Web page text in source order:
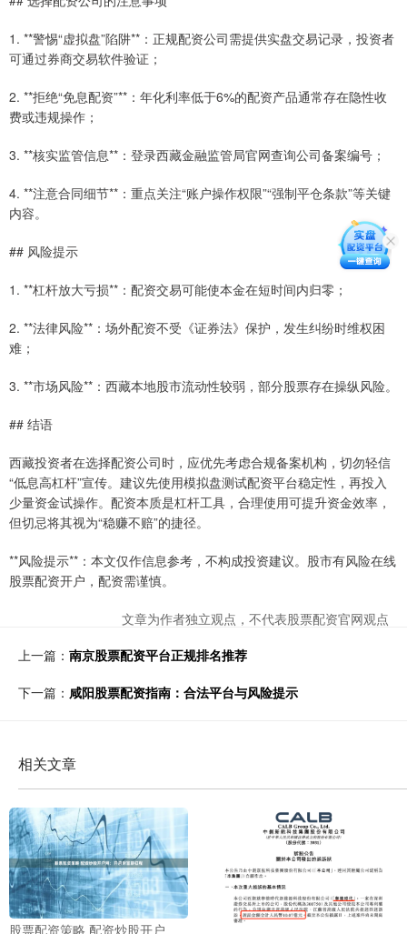
1. **警惕“虚拟盘”陷阱**：正规配资公司需提供实盘交易记录，投资者
可通过券商交易软件验证；
2. **拒绝“免息配资”**：年化利率低于6%的配资产品通常存在隐性收
费或违规操作；
3. **核实监管信息**：登录西藏金融监管局官网查询公司备案编号；
4. **注意合同细节**：重点关注“账户操作权限”“强制平仓条款”等关键
内容。
## 风险提示
1. **杠杆放大亏损**：配资交易可能使本金在短时间内归零；
2. **法律风险**：场外配资不受《证券法》保护，发生纠纷时维权困
难；
3. **市场风险**：西藏本地股市流动性较弱，部分股票存在操纵风险。
## 结语
西藏投资者在选择配资公司时，应优先考虑合规备案机构，切勿轻信
“低息高杠杆”宣传。建议先使用模拟盘测试配资平台稳定性，再投入
少量资金试操作。配资本质是杠杆工具，合理使用可提升资金效率，
但切忌将其视为“稳赚不赔”的捷径。
**风险提示**：本文仅作信息参考，不构成投资建议。股市有风险在线
股票配资开户，配资需谨慎。
文章为作者独立观点，不代表股票配资官网观点
上一篇： 南京股票配资平台正规排名推荐
下一篇： 咸阳股票配资指南：合法平台与风险提示
相关文章
股票配资策略 配资炒股开户